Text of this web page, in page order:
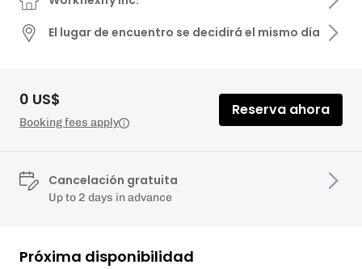
El lugar de encuentro se decidirá el mismo día
0 US$
Booking fees apply
Reserva ahora
Cancelación gratuita
Up to 2 days in advance
Próxima disponibilidad